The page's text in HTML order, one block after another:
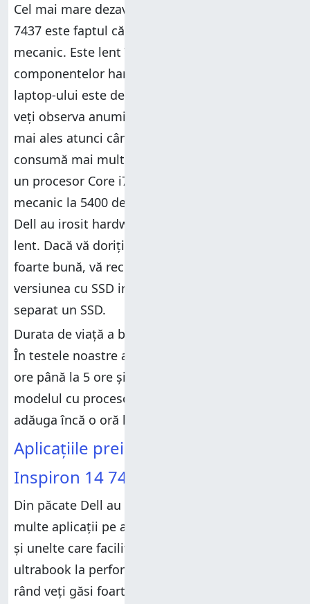
Cel mai mare dezavantaj al Dell Inspiron 14
7437 este faptul că include un hard disk
mecanic. Este lent în comparație cu restul
componentelor hardware. Timpul de pornire al
laptop-ului este destul de ridicat din cauza lui și
veți observa anumite momente de încetinire,
mai ales atunci când lansați aplicații desktop ce
consumă mai multe resurse. A pune împreună
un procesor Core i7 împreună cu un hard disk
mecanic la 5400 de rotații nu prea are sens și
Dell au irosit hardware puternic pe un hard disk
lent. Dacă vă doriți o experiență de utilizare
foarte bună, vă recomandăm să vă cumpărați
versiunea cu SSD inclus ori să vă cumpărați
separat un SSD.
Durata de viață a bateriei este în general bună.
În testele noastre am obținut o autonomie de 5
ore până la 5 ore și 30 de minute. Dacă folosiți
modelul cu procesor Core i5, ar trebui să puteți
adăuga încă o oră la durata de viață a bateriei.
Aplicațiile preinstalate pe Dell
Inspiron 14 7437
Din păcate Dell au ales să includă destul de
multe aplicații pe acest laptop și nu doar driveri
și unelte care facilitează utilizarea acestui
ultrabook la performanțe maxime. În primul
rând veți găsi foarte multe aplicații cu brandul